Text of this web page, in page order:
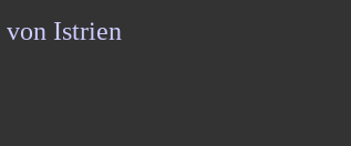
von Istrien